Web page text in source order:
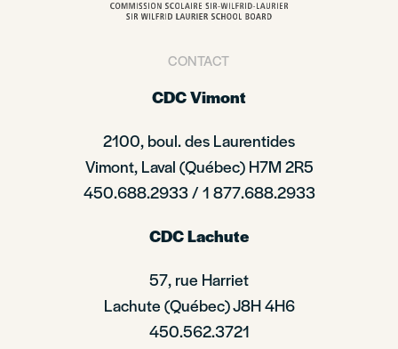
CONTACT
CDC Vimont
2100, boul. des Laurentides
Vimont, Laval (Québec) H7M 2R5
450.688.2933 / 1 877.688.2933
CDC Lachute
57, rue Harriet
Lachute (Québec) J8H 4H6
450.562.3721